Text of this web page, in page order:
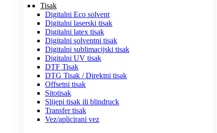
Tisak
Digitalni Eco solvent
Digitalni laserski tisak
Digitalni latex tisak
Digitalni solventni tisak
Digitalni sublimacijski tisak
Digitalni UV tisak
DTF Tisak
DTG Tisak / Direktni tisak
Offsetni tisak
Sitotisak
Slijepi tisak ili blindruck
Transfer tisak
Vez/aplicirani vez